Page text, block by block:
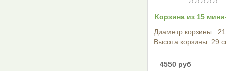
Корзина из 15
Диаметр корзины :
Высота корзины: 29
4550 руб